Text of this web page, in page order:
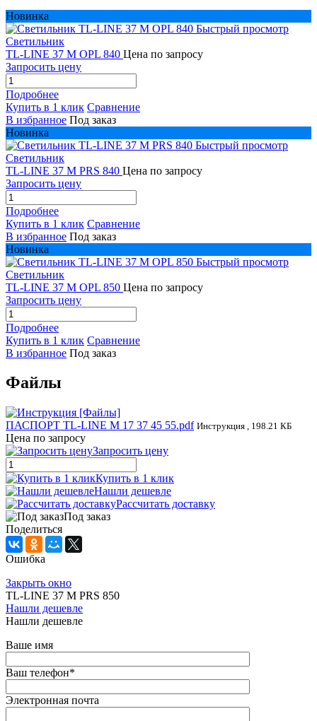
Новинка
Быстрый просмотр
Светильник
TL-LINE 37 M OPL 840 Цена по запросу
Запросить цену
Подробнее
Купить в 1 клик Сравнение
В избранное Под заказ
Новинка
Быстрый просмотр
Светильник
TL-LINE 37 M PRS 840 Цена по запросу
Запросить цену
Подробнее
Купить в 1 клик Сравнение
В избранное Под заказ
Новинка
Быстрый просмотр
Светильник
TL-LINE 37 M OPL 850 Цена по запросу
Запросить цену
Подробнее
Купить в 1 клик Сравнение
В избранное Под заказ
Файлы
ПАСПОРТ TL-LINE M 17 37 45 55.pdf Инструкция , 198.21 КБ
Цена по запросу
Запросить цену
Купить в 1 клик
Нашли дешевле
Рассчитать доставку
Под заказ
Поделиться
Ошибка
Закрыть окно
TL-LINE 37 M PRS 850
Нашли дешевле
Нашли дешевле
Ваше имя
Ваш телефон*
Электронная почта